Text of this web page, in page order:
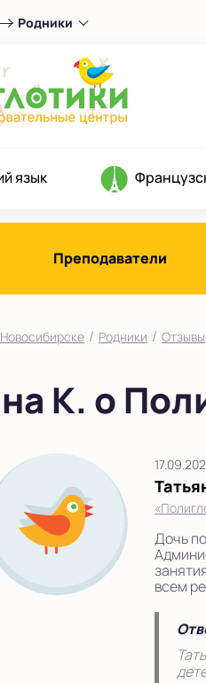
Родники
Выберите центр
Показать на карте
Выбрать другой город
язык
Преподаватели
/ Родники / Отзывы
К. о
Дочь
всем